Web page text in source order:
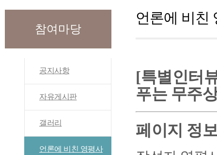
참여마당
공지사항
자유게시판
갤러리
언론에 비친 영평사
언론에 비친
[특별인터
푸는 무주
페이지 정